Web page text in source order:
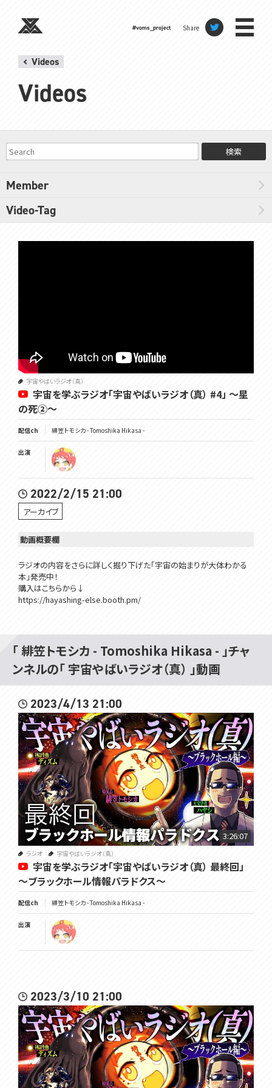
#voms_project Share
Videos
Videos
検索
Member
Video-Tag
宇宙やばいラジオ（真）
宇宙を学ぶラジオ「宇宙やばいラジオ（真） #4」 ～星
の死②～
配信ch 緋笠トモシカ - Tomoshika Hikasa -
出演
2022/2/15 21:00
アーカイブ
動画概要欄
ラジオの内容をさらに詳しく掘り下げた「宇宙の始まりが大体わかる
本」発売中！
購入はこちらから↓
https://hayashing-else.booth.pm/
▽過去と未来のアーカイブ
第1回→https://youtu.be/uEPrsrVWWMg
第3回→https://youtu.be/C4x3DezwgLY
第4回→https://youtu.be/8u_vBpFAIso
第5回→https://youtu.be/zmvLLytyGAc
第6回→https://youtu.be/tKbVNqcjqX8
第7回→https://youtu.be/s_6MFndCX4A
第8回→https://youtu.be/oyJSBjFqV5I
第9回→https://youtu.be/JZ3aRxZ_3Wc
第10回→https://youtu.be/_8iRPd4qt6o
第11回→https://youtu.be/ojaTqkeFDHw
▽参加メンバー
ハヤシさん - https://www.youtube.com/channel/UCdXRKbNYJ9lK
mqErX6KDNFw
ディズムさん - https://www.youtube.com/channel/UCqJ6QFcqZzi
MnMLr3L3OWAw
▽チャンネル登録よろしくね
▽ツイッターはここ
https://twitter.com/Tomoshika_H
▽公式サイト
https://voms.net/
#宇宙やばいラジオ
「 緋笠トモシカ - Tomoshika Hikasa - 」チャ
ンネルの「 宇宙やばいラジオ（真） 」動画
2023/4/13 21:00
3:26:07
ラジオ 宇宙やばいラジオ（真）
宇宙を学ぶラジオ「宇宙やばいラジオ（真） 最終回」
～ブラックホール情報パラドクス～
配信ch 緋笠トモシカ - Tomoshika Hikasa -
出演
2023/3/10 21:00